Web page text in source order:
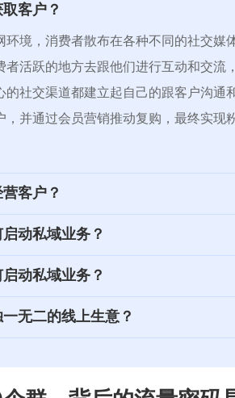
客户？
环境，消费者散布在各种不同的社交媒
者活跃的地方去跟他们进行互动和交流
的社交渠道都建立起自己的跟客户沟
，并通过会员营销推动复购，最终实现
客户？
过对用户购买习惯、消费偏好等的需求
产品和服务，让客户对你的产品牌和产
。让你能从这些客户身上获得更多价
动私域业务？
们，80% 的利润来自 20% 的重要客户
域作为你下一个电商经营场所。
动私域业务？
伴随数字化时代产生的生意模式。即企
无二的线上生意？